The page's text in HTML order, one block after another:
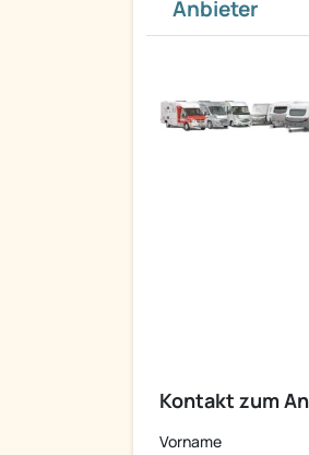
Anbieter
Kontakt zum
Vorname